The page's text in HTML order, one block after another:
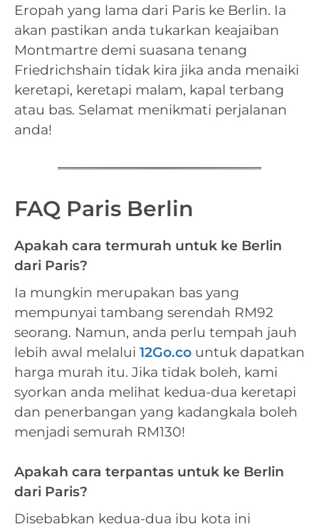
Eropah yang lama dari Paris ke Berlin. Ia
akan pastikan anda tukarkan keajaiban
Montmartre demi suasana tenang
Friedrichshain tidak kira jika anda menaiki
keretapi, keretapi malam, kapal terbang
atau bas. Selamat menikmati perjalanan
anda!
FAQ Paris Berlin
Apakah cara termurah untuk ke Berlin
dari Paris?
Ia mungkin merupakan bas yang
mempunyai tambang serendah RM92
seorang. Namun, anda perlu tempah jauh
lebih awal melalui 12Go.co untuk dapatkan
harga murah itu. Jika tidak boleh, kami
syorkan anda melihat kedua-dua keretapi
dan penerbangan yang kadangkala boleh
menjadi semurah RM130!
Apakah cara terpantas untuk ke Berlin
dari Paris?
Disebabkan kedua-dua ibu kota ini